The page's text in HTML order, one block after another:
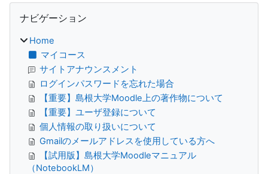
ブロック
ナビゲーション
Home
マイコース
サイトアナウンスメント
ログインパスワードを忘れた場合
【重要】島根大学Moodle上の著作物について
【重要】ユーザ登録について
個人情報の取り扱いについて
Gmailのメールアドレスを使用している方へ
【試用版】島根大学Moodleマニュアル
（NotebookLM）